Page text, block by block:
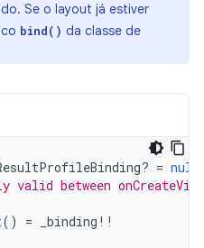
Se o layout já estiver
bind() da classe de
= null
between
() = _binding !!